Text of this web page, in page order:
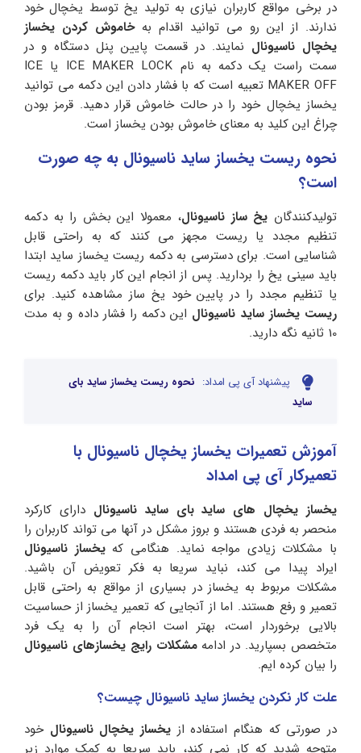
در برخی مواقع کاربران نیازی به تولید یخ توسط یخچال خود
ندارند. از این رو می توانید اقدام بهخاموش کردن یخساز
یخچال ناسیونال نمایند. در قسمت پایین پنل دستگاه و در
سمت راست یک دکمه به نام ICE MAKER LOCK یا ICE
MAKER OFF تعبیه است که با فشار دادن این دکمه می توانید
یخساز یخچال خود را در حالت خاموش قرار دهید. قرمز بودن
چراغ این کلید به معنای خاموش بودن یخساز است.
نحوه ریست یخساز ساید ناسیونال به چه صورت
است؟
تولیدکنندگان یخ ساز ناسیونال، معمولا این بخش را به دکمه
تنظیم مجدد یا ریست مجهز می کنند که به راحتی قابل
شناسایی است. برای دسترسی به دکمه ریست یخساز ساید ابتدا
باید سینی یخ را بردارید. پس از انجام این کار باید دکمه ریست
یا تنظیم مجدد را در پایین خود یخ ساز مشاهده کنید. برای
ریست یخساز ساید ناسیونال این دکمه را فشار داده و به مدت
10 ثانیه نگه دارید.
پیشنهاد آی پی امداد: نحوه ریست یخساز ساید بای
ساید
آموزش تعمیرات یخساز یخچال ناسیونال با
تعمیرکار آی پی امداد
یخساز یخچال های ساید بای ساید ناسیونال دارای کارکرد
منحصر به فردی هستند و بروز مشکل در آنها می تواند کاربران را
با مشکلات زیادی مواجه نماید. هنگامی که یخساز ناسیونال
ایراد پیدا می کند، نباید سریعا به فکر تعویض آن باشید.
مشکلات مربوط به یخساز در بسیاری از مواقع به راحتی قابل
تعمیر و رفع هستند. اما از آنجایی که تعمیر یخساز از حساسیت
بالایی برخوردار است، بهتر است انجام آن را به یک فرد
متخصص بسپارید. در ادامهمشکلات رایج یخسازهای ناسیونال
را بیان کرده ایم.
علت کار نکردن یخساز ساید ناسیونال چیست؟
در صورتی که هنگام استفاده از یخساز یخچال ناسیونال خود